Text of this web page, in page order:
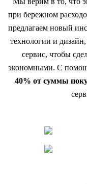
при бережном
предлагаем новый
технологии и
сервис, чтобы
экономными. С
40% от суммы